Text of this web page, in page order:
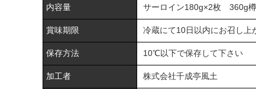
内容量 サーロイン180g×2枚 360g樽
賞味期限 冷蔵にて10日以内にお召し
保存方法 10℃以下で保存して下さい
加工者 株式会社千成亭風土